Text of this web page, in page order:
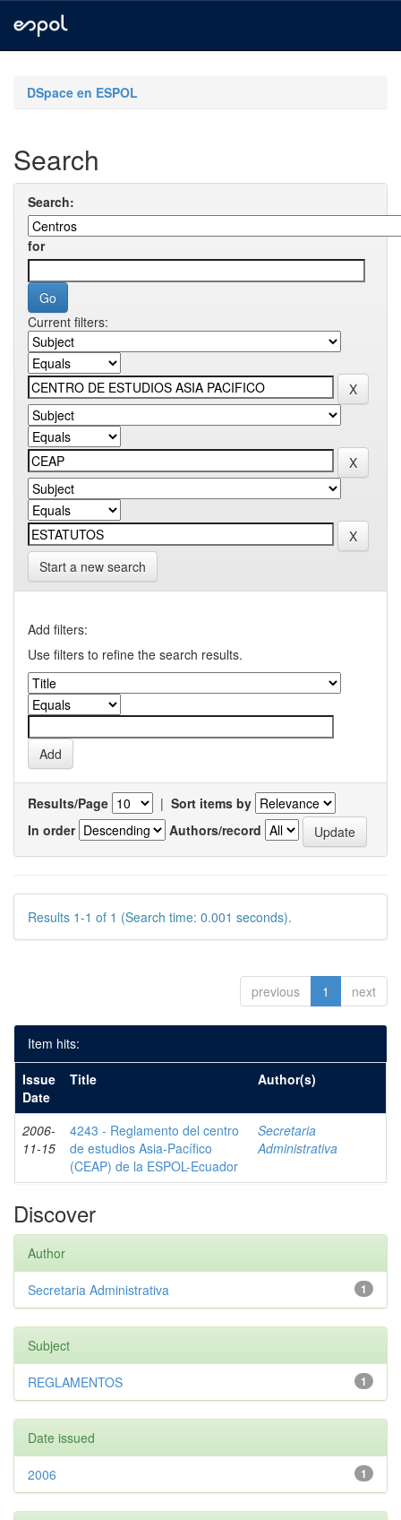
navigationDSpace en ESPOL
Search
Search:
for
Current filters:
Start a new search
Add filters:
Use filters to refine the search results.
Results/Page | Sort items by
In order
Authors/record
Results 1-1 of 1 (Search time: 0.001 seconds).
previous 1 next
Item hits:
Issue
Date
Title Author(s)
2006-
11-15
4243 - Reglamento del centro
de estudios Asia-Pacífico
(CEAP) de la ESPOL-Ecuador
Secretaria
Administrativa
Discover
Author
1
Secretaria Administrativa
Subject
1
REGLAMENTOS
Date issued
1
2006